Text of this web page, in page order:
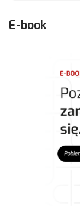
E-book